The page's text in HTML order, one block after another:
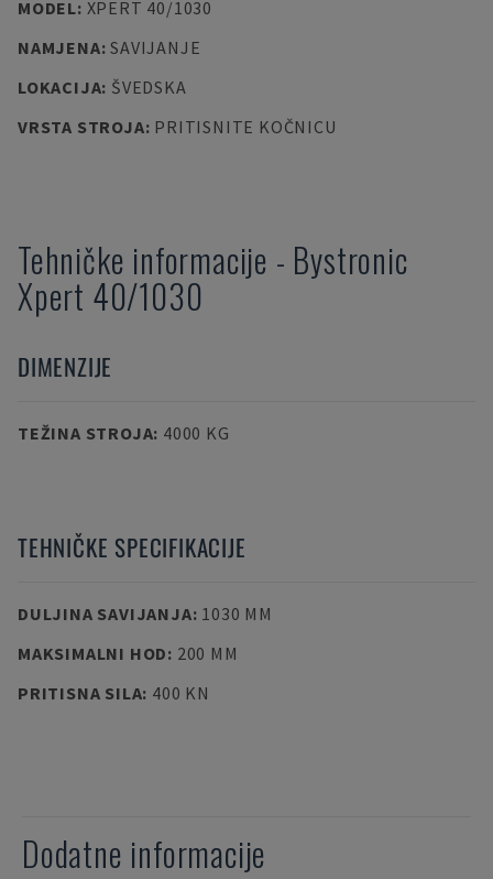
MODEL: XPERT 40/1030
NAMJENA:SAVIJANJE
LOKACIJA: ŠVEDSKA
VRSTA STROJA: PRITISNITE KOČNICU
Tehničke informacije - Bystronic
Xpert 40/1030
DIMENZIJE
TEŽINA STROJA: 4000 KG
TEHNIČKE SPECIFIKACIJE
DULJINA SAVIJANJA: 1030 MM
MAKSIMALNI HOD: 200 MM
PRITISNA SILA: 400 KN
Dodatne informacije